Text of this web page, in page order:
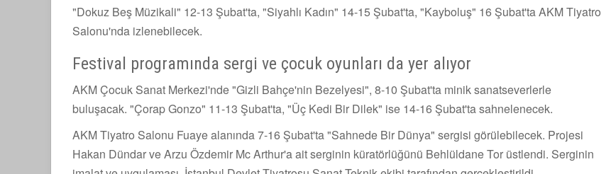
"Dokuz Beş Müzikali" 12-13 Şubat'ta, "Siyahlı Kadın" 14-15 Şubat'ta, "Kayboluş" 16 Şubat'ta AKM Tiyatro
Salonu'nda izlenebilecek.
Festival programında sergi ve çocuk oyunları da yer alıyor
AKM Çocuk Sanat Merkezi'nde "Gizli Bahçe'nin Bezelyesi", 8-10 Şubat'ta minik sanatseverlerle
buluşacak. "Çorap Gonzo" 11-13 Şubat'ta, "Üç Kedi Bir Dilek" ise 14-16 Şubat'ta sahnelenecek.
AKM Tiyatro Salonu Fuaye alanında 7-16 Şubat'ta "Sahnede Bir Dünya" sergisi görülebilecek. Projesi
Hakan Dündar ve Arzu Özdemir Mc Arthur'a ait serginin küratörlüğünü Behlüldane Tor üstlendi. Serginin